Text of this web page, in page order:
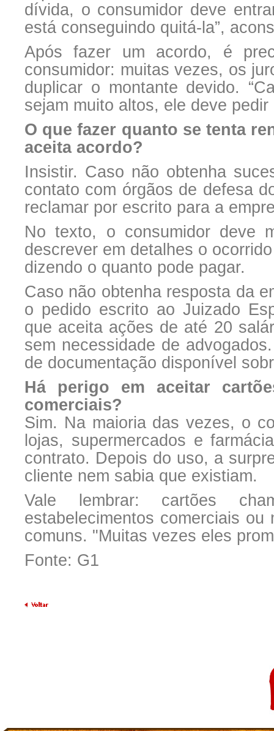
dívida, o consumidor deve
está conseguindo quitá-la”,
Após fazer um acordo, é
consumidor: muitas vezes, os
duplicar o montante devido.
sejam muito altos, ele deve
O que fazer quanto se tenta
aceita acordo?
Insistir. Caso não obtenha
contato com órgãos de defesa
reclamar por escrito para a
No texto, o consumidor deve
descrever em detalhes o
dizendo o quanto pode pagar.
Caso não obtenha resposta da
o pedido escrito ao Juizado
que aceita ações de até 20
sem necessidade de
de documentação disponível
Há perigo em aceitar
comerciais?
Sim. Na maioria das vezes, o
lojas, supermercados e
contrato. Depois do uso, a
cliente nem sabia que existiam.
Vale lembrar: cartões
estabelecimentos comerciais
comuns. "Muitas vezes eles
Fonte: G1